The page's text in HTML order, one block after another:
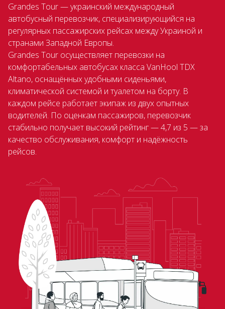
Grandes Tour — украинский международный
автобусный перевозчик, специализирующийся на
регулярных пассажирских рейсах между Украиной и
странами Западной Европы.
Grandes Tour осуществляет перевозки на
комфортабельных автобусах класса VanHool TDX
Altano, оснащённых удобными сиденьями,
климатической системой и туалетом на борту. В
каждом рейсе работает экипаж из двух опытных
водителей. По оценкам пассажиров, перевозчик
стабильно получает высокий рейтинг — 4,7 из 5 — за
качество обслуживания, комфорт и надёжность
рейсов.